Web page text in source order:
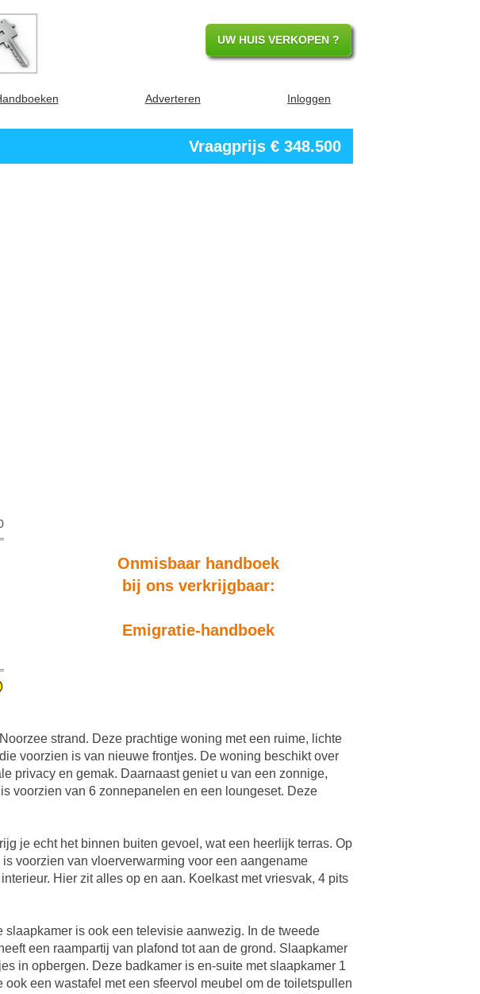
UW HUIS VERKOPEN ?
Adverteren Inloggen
Vraagprijs € 348.500
Onmisbaar handboek
bij ons verkrijgbaar:
Emigratie-handboek
strand. Deze prachtige woning met een ruime, lichte
voorzien is van nieuwe frontjes. De woning beschikt over
privacy en gemak. Daarnaast geniet u van een zonnige,
voorzien van 6 zonnepanelen en een loungeset. Deze
je echt het binnen buiten gevoel, wat een heerlijk terras. Op
voorzien van vloerverwarming voor een aangename
Hier zit alles op en aan. Koelkast met vriesvak, 4 pits
is ook een televisie aanwezig. In de tweede
een raampartij van plafond tot aan de grond. Slaapkamer
in opbergen. Deze badkamer is en-suite met slaapkamer 1
een wastafel met een sfeervol meubel om de toiletspullen